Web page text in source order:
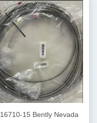
16710-15 Bently Nevada